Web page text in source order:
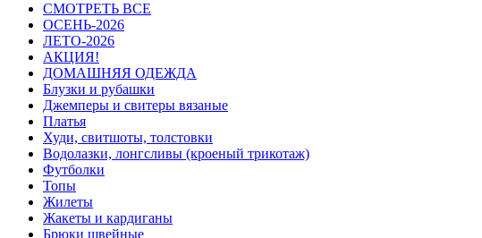
СМОТРЕТЬ ВСЕ
ОСЕНЬ-2026
ЛЕТО-2026
АКЦИЯ!
ДОМАШНЯЯ ОДЕЖДА
Блузки и рубашки
Джемперы и свитеры вязаные
Платья
Худи, свитшоты, толстовки
Водолазки, лонгсливы (кроеный трикотаж)
Футболки
Топы
Жилеты
Жакеты и кардиганы
Брюки швейные